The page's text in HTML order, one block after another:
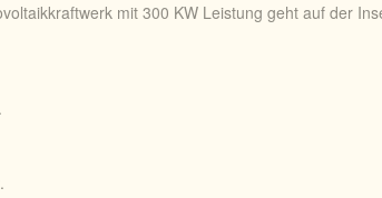
mit 300 KW Leistung geht auf der